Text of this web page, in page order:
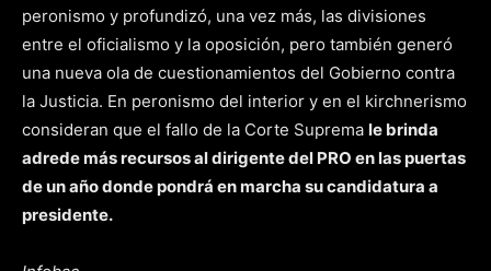
peronismo y profundizó, una vez más, las divisiones
entre el oficialismo y la oposición, pero también generó
una nueva ola de cuestionamientos del Gobierno contra
la Justicia. En peronismo del interior y en el kirchnerismo
consideran que el fallo de la Corte Suprema le brinda
adrede más recursos al dirigente del PRO en las puertas
de un año donde pondrá en marcha su candidatura a
presidente.